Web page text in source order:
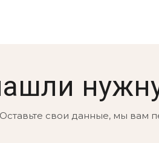
Оставьте свои данные, мы вам